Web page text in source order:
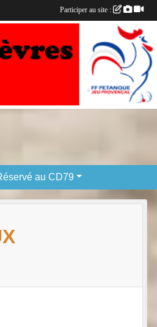
au CD79
Participer au site :